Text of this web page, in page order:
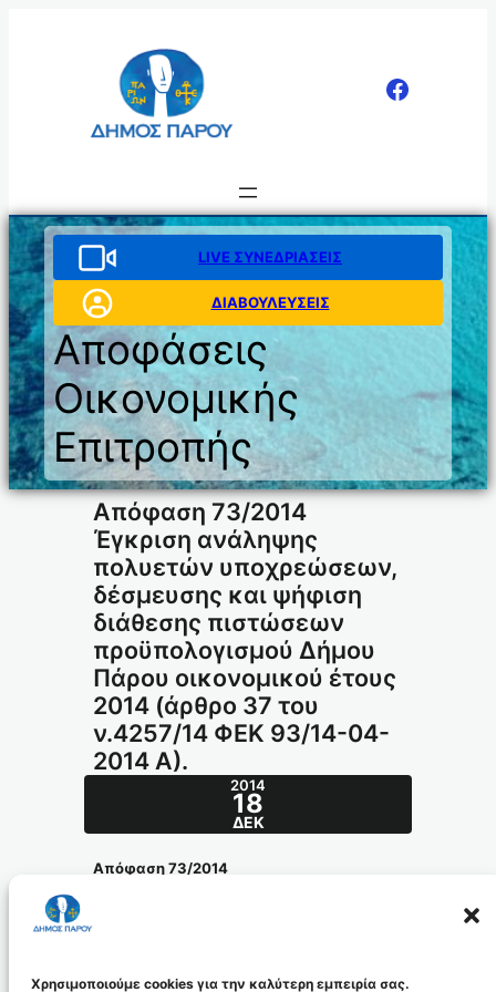
Χρησιμοποιούμε cookies για την καλύτερη εμπειρία σας.
LIVE ΣΥΝΕΔΡΙΑΣΕΙΣ
ΔΙΑΒΟΥΛΕΥΣΕΙΣ
Αποφάσεις
Οικονομικής
Επιτροπής
Απόφαση 73/2014
Έγκριση ανάληψης
πολυετών υποχρεώσεων,
δέσμευσης και ψήφιση
διάθεσης πιστώσεων
προϋπολογισμού Δήμου
Πάρου οικονομικού έτους
2014 (άρθρο 37 του
ν.4257/14 ΦΕΚ 93/14-04-
2014 Α).
2014
18
ΔΕΚ
Απόφαση 73/2014
2014 Α).